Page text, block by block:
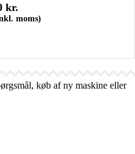
kr.
moms)
køb af ny maskine eller